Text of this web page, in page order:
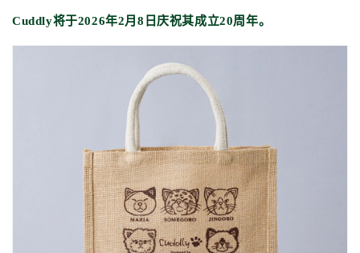
Cuddly将于2026年2月8日庆祝其成立20周年。